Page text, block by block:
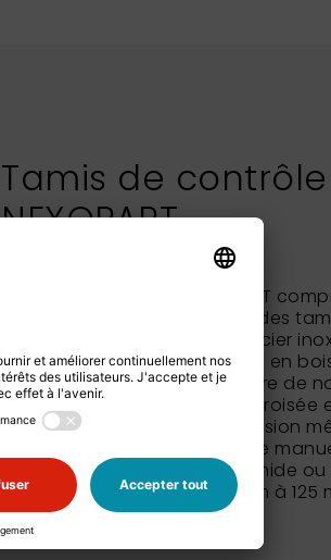
Tamis de contrôle
NEXOPART
La gamme de tamis NEXOPART
tamis de contrôle standard, des
pour céréales ou tabac en acier
que des tamis à bords carrés en
particulièrement lisse du cadre de
empêche la contamination croisée
tamis conserve sa bonne tension
utilisation intensive. Tamisage
conventionnel, tamisage humide
des produits en vrac de 10 µm à 125
NEXOPART.